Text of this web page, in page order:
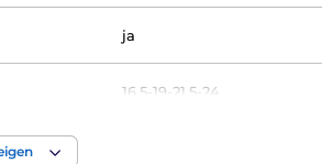
ja
16.5-19-21.5-24